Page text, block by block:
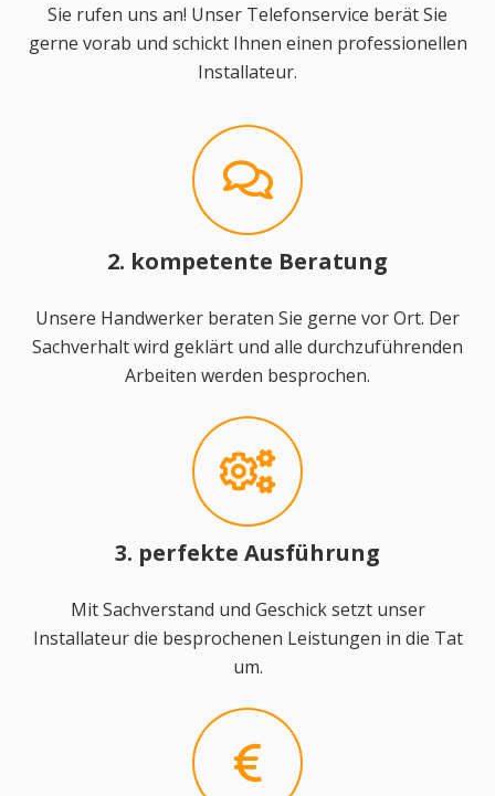
Sie rufen uns an! Unser Telefonservice berät Sie
gerne vorab und schickt Ihnen einen professionellen
Installateur.
2. kompetente Beratung
Unsere Handwerker beraten Sie gerne vor Ort. Der
Sachverhalt wird geklärt und alle durchzuführenden
Arbeiten werden besprochen.
3. perfekte Ausführung
Mit Sachverstand und Geschick setzt unser
Installateur die besprochenen Leistungen in die Tat
um.